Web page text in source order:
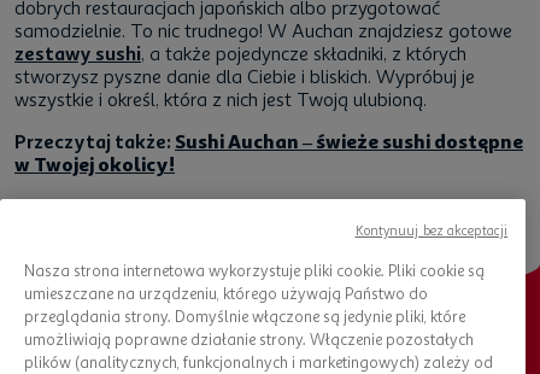
dobrych restauracjach japońskich albo przygotować
samodzielnie. To nic trudnego! W Auchan znajdziesz gotowe
zestawy sushi, a także pojedyncze składniki, z których
stworzysz pyszne danie dla Ciebie i bliskich. Wypróbuj je
wszystkie i określ, która z nich jest Twoją ulubioną.
Przeczytaj także: Sushi Auchan – świeże sushi dostępne
w Twojej okolicy!
Chcesz otrzymywać nowości?
Nasza strona internetowa wykorzystuje pliki cookie. Pliki cookie są
umieszczane na urządzeniu, którego używają Państwo do
przeglądania strony. Domyślnie włączone są jedynie pliki, które
umożliwiają poprawne działanie strony. Włączenie pozostałych
plików (analitycznych, funkcjonalnych i marketingowych) zależy od
Kontynuuj bez akceptacji